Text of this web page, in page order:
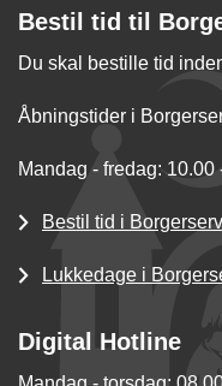
Bestil tid til
Du skal bestille tid
Åbningstider i
Mandag - fredag: 10.00
Bestil tid i
Lukkedage i
Digital Hotline